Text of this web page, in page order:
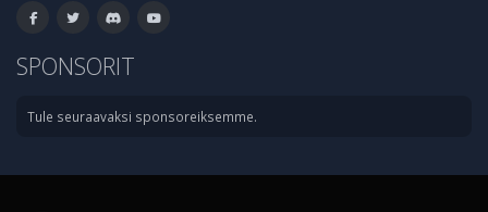
SPONSORIT
Tule seuraavaksi sponsoreiksemme.